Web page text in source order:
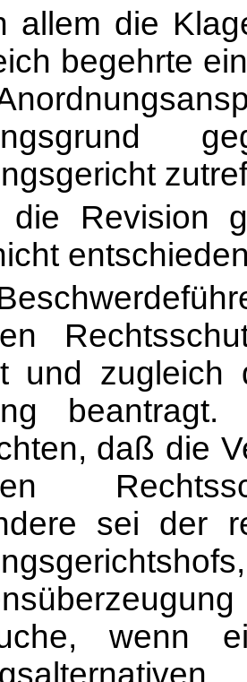
allem die
begehrte
Revision
und zugleich
daß die
sei der
wenn